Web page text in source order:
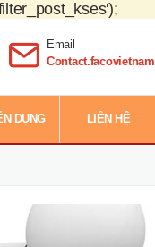
Email
DỤNG LIÊN HỆ